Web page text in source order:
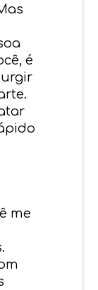
é
me